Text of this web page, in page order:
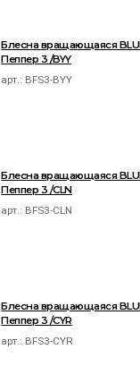
Блесна вращающаяся
Пеппер 3 /BYY
арт.: BFS3-BYY
Блесна вращающаяся
Пеппер 3 /CLN
арт.: BFS3-CLN
Блесна вращающаяся
Пеппер 3 /CYR
арт.: BFS3-CYR